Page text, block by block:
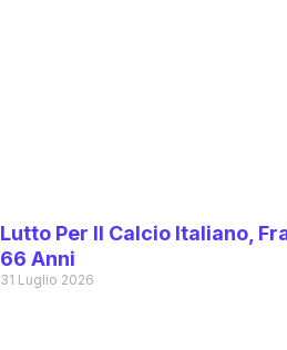
Lutto Per Il Calcio Italiano,
66 Anni
31 Luglio 2026